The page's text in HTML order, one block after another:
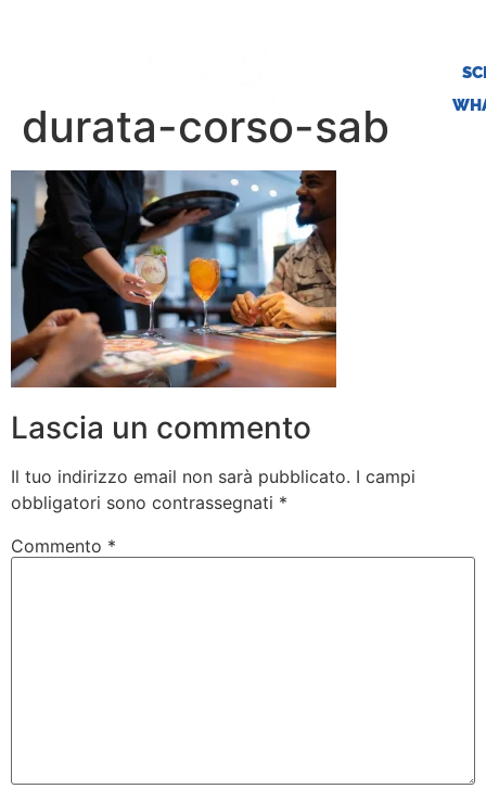
durata-corso-sab
Lascia un commento
Il tuo indirizzo email non sarà pubblicato. I campi
obbligatori sono contrassegnati *
Commento *